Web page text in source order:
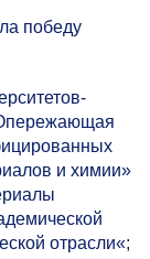
победу
и химии»
отрасли«;